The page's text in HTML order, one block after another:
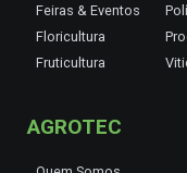
Feiras & Eventos
Floricultura
Fruticultura
AGROTEC